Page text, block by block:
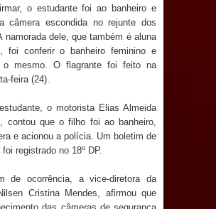
Prefeitura de Sapé promove
campanha Julho Neon com ações de
Caldas Brandão: gestão municipal
antecipa pagamento do mês de julho
e aquece economia para Festa de
o estudante foi ao banheiro e
câmera escondida no rejunte dos
namorada dele, que também é aluna
foi conferir o banheiro feminino e
o mesmo. O flagrante foi feito na
feira (24).
o motorista Elias Almeida
contou que o filho foi ao banheiro,
e acionou a polícia. Um boletim de
registrado no 18º DP.
de ocorrência, a vice-diretora da
Cristina Mendes, afirmou que